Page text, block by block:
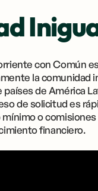
con Común
la comunidad
países de América
de solicitud es
o
financiero.